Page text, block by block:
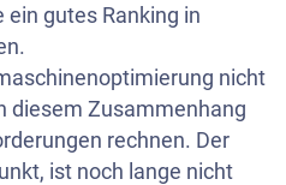
gutes Ranking in
nicht
diesem Zusammenhang
rechnen. Der
ist noch lange nicht